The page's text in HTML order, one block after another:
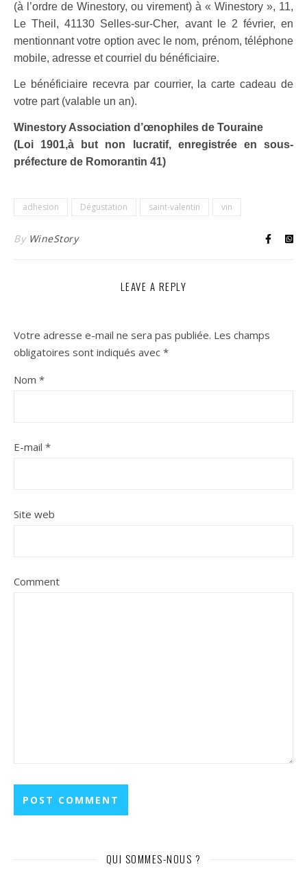
(à
l’ordre de Winestory, ou virement) à « Winestory », 11,
Le Theil,41130 Selles-sur-Cher, avant le 2 février, en
mentionnant votre option avec le nom, prénom, téléphone
mobile, adresse et courriel du bénéficiaire.
Le bénéficiaire recevra par courrier, la carte cadeau de
votre part(valable un an).
Winestory Association d’œnophiles de Touraine
(Loi 1901,à but non lucratif, enregistrée en sous-
préfecture de Romorantin 41)
adhesion Dégustation saint-valentin vin
By WineStory
LEAVE A REPLY
Votre adresse e-mail ne sera pas publiée. Les champs
obligatoires sont indiqués avec *
Nom *
E-mail *
Site web
Comment
QUI SOMMES-NOUS ?